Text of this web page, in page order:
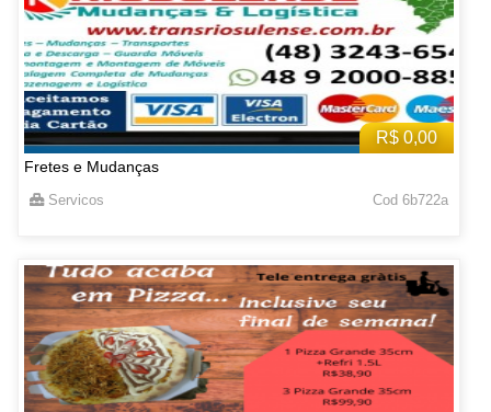
R$ 0,00
Fretes e Mudanças
Servicos Cod 6b722a